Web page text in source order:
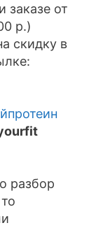
заказе от
р.)
скидку в
разбор